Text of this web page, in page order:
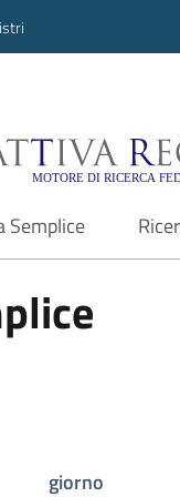
Semplice
giorno